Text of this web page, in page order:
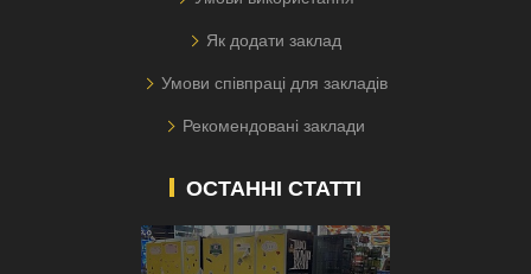
Як додати заклад
Умови співпраці для закладів
Рекомендовані заклади
ОСТАННІ СТАТТІ